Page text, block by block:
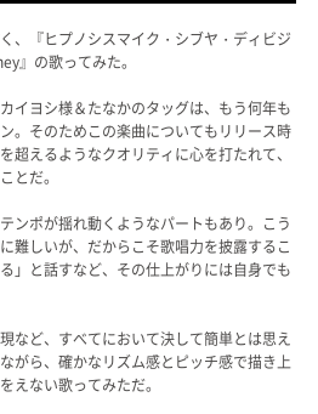
、『ヒプノシスマイク・シブヤ・ディビジ
』の歌ってみた。
イヨシ様＆たなかのタッグは、もう何年も
。そのためこの楽曲についてもリリース時
超えるようなクオリティに心を打たれて、
とだ。
ンポが揺れ動くようなパートもあり。こう
難しいが、だからこそ歌唱力を披露するこ
」と話すなど、その仕上がりには自身でも
など、すべてにおいて決して簡単とは思え
がら、確かなリズム感とピッチ感で描き上
えない歌ってみただ。